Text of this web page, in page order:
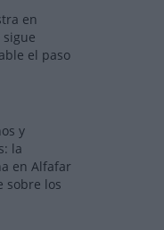
en
el paso
y
la
en Alfafar
sobre los